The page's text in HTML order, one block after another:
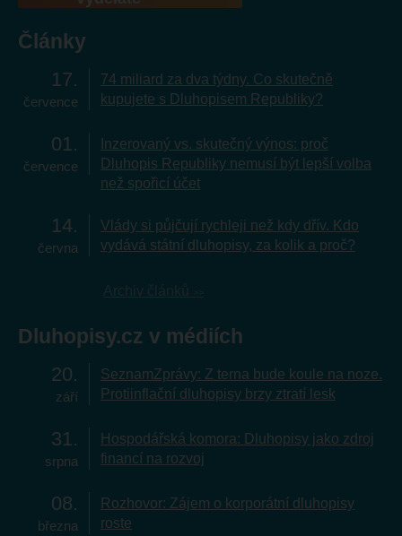
Články
17
července
74 miliard za dva týdny. Co skutečně
kupujete s Dluhopisem Republiky?
01
července
Inzerovaný vs. skutečný výnos: proč
Dluhopis Republiky nemusí být lepší volba
než spořicí účet
14
června
Vlády si půjčují rychleji než kdy dřív. Kdo
vydává státní dluhopisy, za kolik a proč?
Dluhopisy.cz v médiích
20
září
SeznamZprávy: Z terna bude koule na noze.
Protiinflační dluhopisy brzy ztratí lesk
31
srpna
Hospodářská komora: Dluhopisy jako zdroj
financí na rozvoj
08
března
Rozhovor: Zájem o korporátní dluhopisy
roste